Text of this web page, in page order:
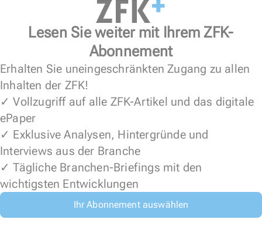
Lesen Sie weiter mit Ihrem ZFK-
Abonnement
Erhalten Sie uneingeschränkten Zugang zu allen
Inhalten der ZFK!
✓ Vollzugriff auf alle ZFK-Artikel und das digitale
ePaper
✓ Exklusive Analysen, Hintergründe und
Interviews aus der Branche
✓ Tägliche Branchen-Briefings mit den
wichtigsten Entwicklungen
Ihr Abonnement auswählen